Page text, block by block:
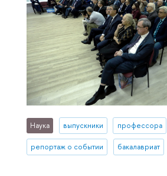
Наука выпускники профессора
репортаж о событии бакалавриат